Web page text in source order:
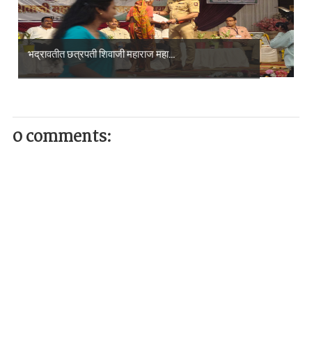
भद्रावतीत छत्रपती शिवाजी महाराज महा...
0 comments: